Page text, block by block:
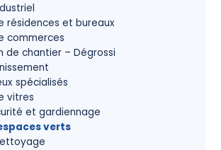
résidences et bureaux
commerces
de chantier – Dégrossi
spécialisés
vitres
et gardiennage
verts